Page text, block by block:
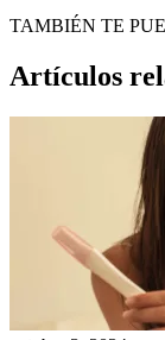
TAMBIÉN TE
Artículos